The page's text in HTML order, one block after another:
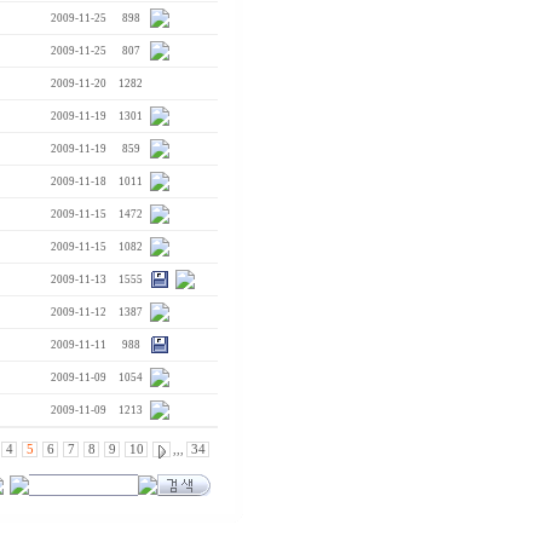
2009-11-25 898
2009-11-25 807
2009-11-20 1282
2009-11-19 1301
2009-11-19 859
2009-11-18 1011
2009-11-15 1472
2009-11-15 1082
2009-11-13 1555
2009-11-12 1387
2009-11-11 988
2009-11-09 1054
2009-11-09 1213
4 5 6 7 8 9 10 ,,, 34